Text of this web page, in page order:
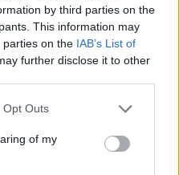
by third parties on the
This information may
parties on the IAB’s List of
further disclose it to other
Opt Outs
of my
επίσης καινοτομίες
μεταφορές, καθώς το
5GHz θα μπορεί να
λεωφορεία και άλλα
να τεθεί σε